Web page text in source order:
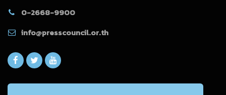
0-2668-9900
info@presscouncil.or.th